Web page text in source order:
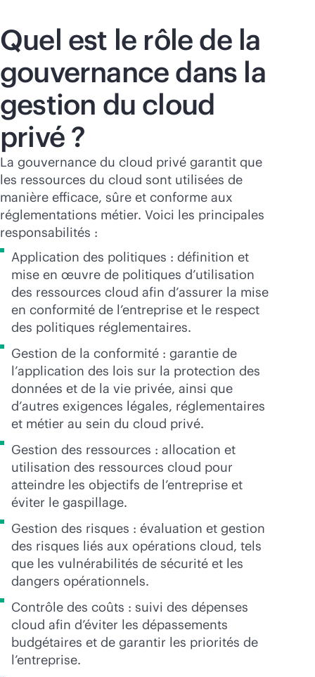
Quel est le rôle de la
gouvernance dans la
gestion du cloud
privé ?
La gouvernance du cloud privé garantit que
les ressources du cloud sont utilisées de
manière efficace, sûre et conforme aux
réglementations métier. Voici les principales
responsabilités :
Application des politiques : définition et
mise en œuvre de politiques d’utilisation
des ressources cloud afin d’assurer la mise
en conformité de l’entreprise et le respect
des politiques réglementaires.
Gestion de la conformité : garantie de
l’application des lois sur la protection des
données et de la vie privée, ainsi que
d’autres exigences légales, réglementaires
et métier au sein du cloud privé.
Gestion des ressources : allocation et
utilisation des ressources cloud pour
atteindre les objectifs de l’entreprise et
éviter le gaspillage.
Gestion des risques : évaluation et gestion
des risques liés aux opérations cloud, tels
que les vulnérabilités de sécurité et les
dangers opérationnels.
Contrôle des coûts : suivi des dépenses
cloud afin d’éviter les dépassements
budgétaires et de garantir les priorités de
l’entreprise.